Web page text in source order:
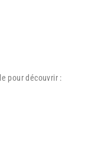
pour découvrir :